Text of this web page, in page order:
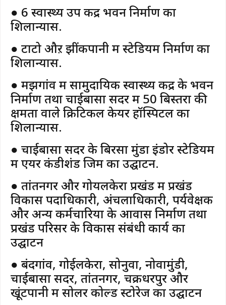
● 6 स्वास्थ्य उप केंद्र भवन निर्माण का
शिलान्यास.
● टोंटो औऱ झींकपानी में स्टेडियम निर्माण का
शिलान्यास.
● मझगांव में सामुदायिक स्वास्थ्य केंद्र के भवन
निर्माण तथा चाईबासा सदर में 50 बिस्तरों की
क्षमता वाले क्रिटिकल केयर हॉस्पिटल का
शिलान्यास.
● चाईबासा सदर के बिरसा मुंडा इंडोर स्टेडियम
में एयर कंडीशंड जिम का उद्घाटन.
● तांतनगर और गोयलकेरा प्रखंड में प्रखंड
विकास पदाधिकारी, अंचलाधिकारी, पर्यवेक्षक
और अन्य कर्मचारियों के आवास निर्माण तथा
प्रखंड परिसर के विकास संबंधी कार्य का
उद्घाटन
● बंदगांव, गोईलकेरा, सोनुवा, नोवामुंडी,
चाईबासा सदर, तांतनगर, चक्रधरपुर और
खूंटपानी में सोलर कोल्ड स्टोरेज का उद्घाटन